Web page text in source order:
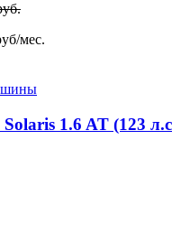
мес.
1.6 AT (123